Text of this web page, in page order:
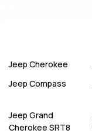
Jeep Cherokee
Jeep Compass
Jeep Grand
Cherokee SRT8